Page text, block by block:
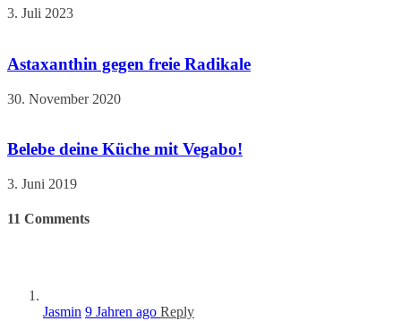
3. Juli 2023
Astaxanthin gegen freie Radikale
30. November 2020
Belebe deine Küche mit Vegabo!
3. Juni 2019
11 Comments
Jasmin 9 Jahren ago Reply